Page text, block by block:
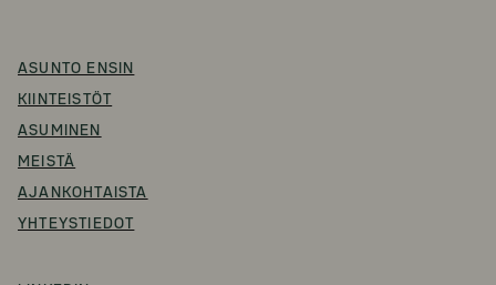
ASUNTO ENSIN
KIINTEISTÖT
ASUMINEN
MEISTÄ
AJANKOHTAISTA
YHTEYSTIEDOT